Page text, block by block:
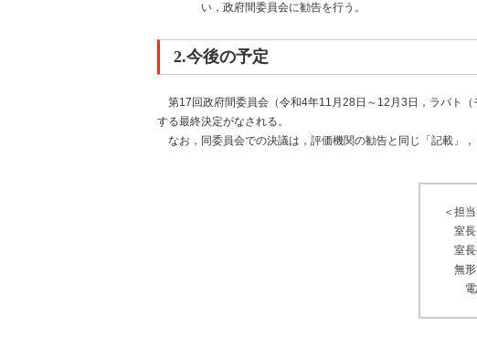
い，政府間委員会に勧告を行う。
2.今後の予定
第17回政府間委員会（令和4年11月28日～12月3日，ラバト
する最終決定がなされる。
なお，同委員会での決議は，評価機関の勧告と同じ「記載」
＜担
室長
室
無